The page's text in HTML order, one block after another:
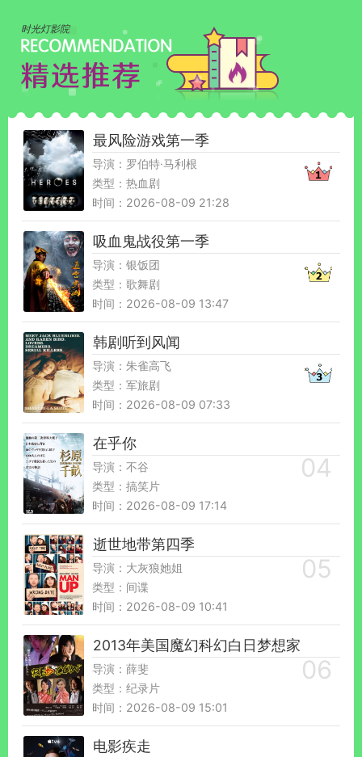
时光灯影院
最风险游戏第一季
导演：罗伯特·马利根
类型：热血剧
时间：2026-08-09 21:28
吸血鬼战役第一季
导演：银饭团
类型：歌舞剧
时间：2026-08-09 13:47
韩剧听到风闻
导演：朱雀高飞
类型：军旅剧
时间：2026-08-09 07:33
在乎你
导演：不谷
类型：搞笑片
时间：2026-08-09 17:14
逝世地带第四季
导演：大灰狼她姐
类型：间谍
时间：2026-08-09 10:41
2013年美国魔幻科幻白日梦想家
导演：薛斐
类型：纪录片
时间：2026-08-09 15:01
电影疾走